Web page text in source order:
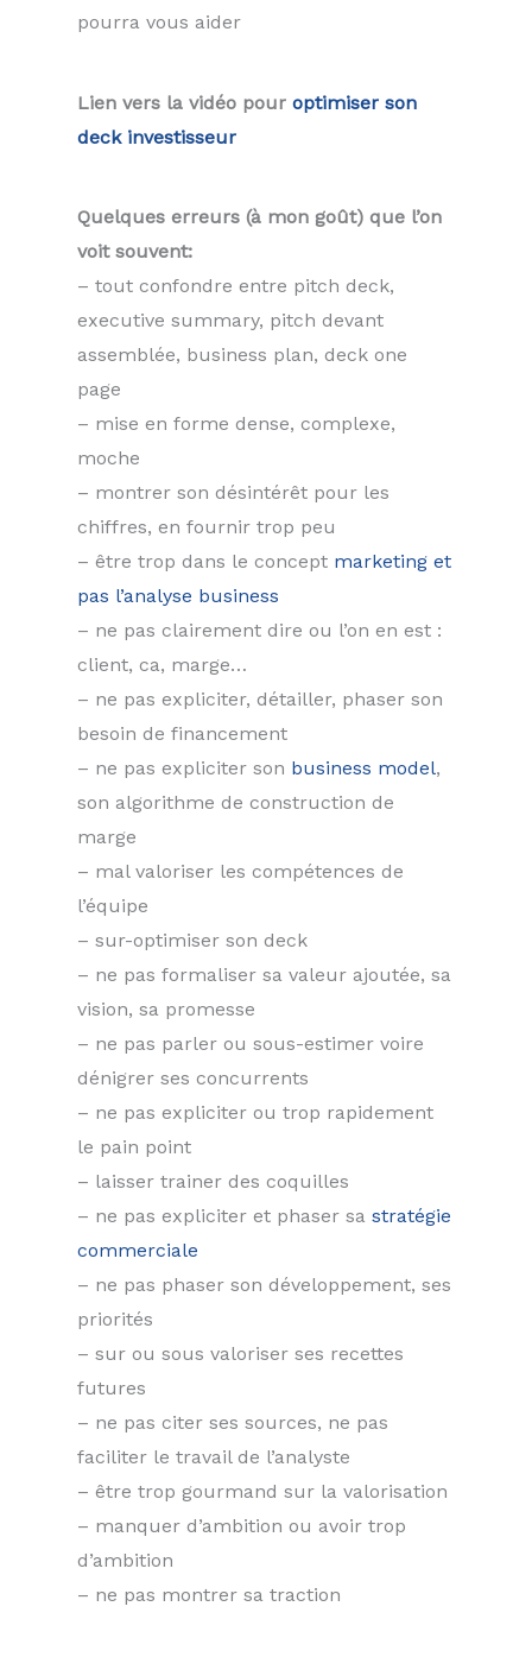
pourra vous aider
Lien vers la vidéo pour optimiser son
deck investisseur
Quelques erreurs (à mon goût) que l’on
voit souvent:
– tout confondre entre pitch deck,
executive summary, pitch devant
assemblée, business plan, deck one
page
– mise en forme dense, complexe,
moche
– montrer son désintérêt pour les
chiffres, en fournir trop peu
– être trop dans le concept marketing et
pas l’analyse business
– ne pas clairement dire ou l’on en est :
client, ca, marge…
– ne pas expliciter, détailler, phaser son
besoin de financement
– ne pas expliciter son business model,
son algorithme de construction de
marge
– mal valoriser les compétences de
l’équipe
– sur-optimiser son deck
– ne pas formaliser sa valeur ajoutée, sa
vision, sa promesse
– ne pas parler ou sous-estimer voire
dénigrer ses concurrents
– ne pas expliciter ou trop rapidement
le pain point
– laisser trainer des coquilles
– ne pas expliciter et phaser sa stratégie
commerciale
– ne pas phaser son développement, ses
priorités
– sur ou sous valoriser ses recettes
futures
– ne pas citer ses sources, ne pas
faciliter le travail de l’analyste
– être trop gourmand sur la valorisation
– manquer d’ambition ou avoir trop
d’ambition
– ne pas montrer sa traction